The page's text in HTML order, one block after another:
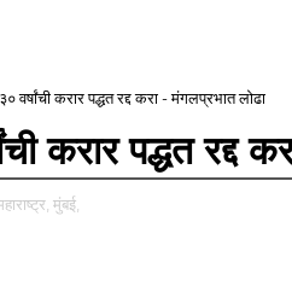
वर्षांची करार पद्धत रद्द करा - मंगलप्रभात लोढा
करार पद्धत रद्द
मुंबई,